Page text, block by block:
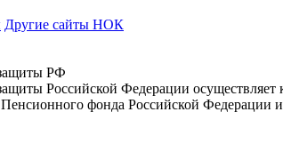
Другие сайты НОК
РФ
Российской Федерации
фонда Российской Федерации